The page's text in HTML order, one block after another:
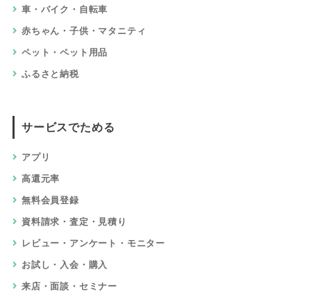
車・バイク・自転車
赤ちゃん・子供・マタニティ
ペット・ペット用品
ふるさと納税
サービスでためる
アプリ
高還元率
無料会員登録
資料請求・査定・見積り
レビュー・アンケート・モニター
お試し・入会・購入
来店・面談・セミナー